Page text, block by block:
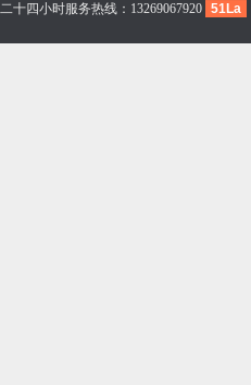
二十四小时服务热线：13269067920 51La